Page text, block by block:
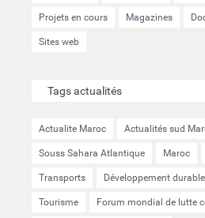
Projets en cours Magazines
Sites web
Tags actualités
Actualite Maroc Actualités sud
Souss Sahara Atlantique Maroc
Transports Développement durable
Tourisme Forum mondial de lutte